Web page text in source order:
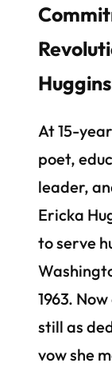
Huggins
At 15-
poet,
leader,
Ericka
to serve
1963.
still as
vow she